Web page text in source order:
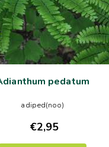
pedatum
adiped(noo)
€2,95